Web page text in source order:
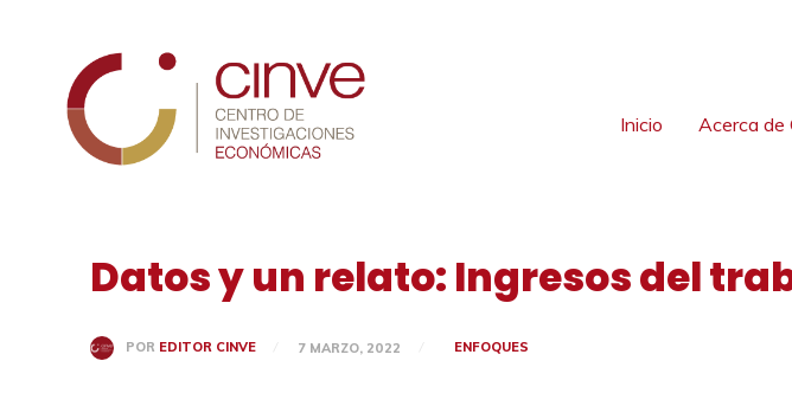
Inicio Acerca de
Datos y un relato: Ingresos del
POR EDITOR CINVE 7 MARZO, 2022 ENFOQUES